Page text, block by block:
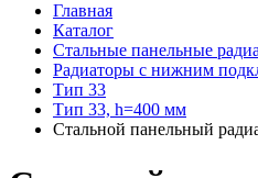
Главная
Каталог
Стальные панельные
Радиаторы c нижним
Тип 33
Тип 33, h=400 мм
Стальной панельный